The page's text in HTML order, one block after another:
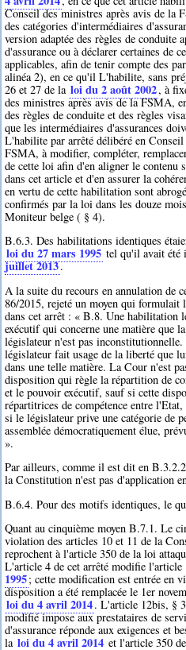
Conseil des ministres après avis de la
des catégories d'intermédiaires
version adaptée des règles de conduite
d'assurance ou à déclarer certaines de
applicables, afin de tenir compte des
alinéa 2), en ce qu'il L'habilite, sans
26 et 27 de la loi du 2 août 2002, à
des ministres après avis de la FSMA,
des règles de conduite et des règles
que les intermédiaires d'assurances
L'habilite par arrêté délibéré en
FSMA, à modifier, compléter,
de cette loi afin d'en aligner le contenu
dans cet article et d'en assurer la
en vertu de cette habilitation sont
confirmés par la loi dans les douze
Moniteur belge ( § 4).
B.6.3. Des habilitations identiques
loi du 27 mars 1995 tel qu'il avait été
juillet 2013.
A la suite du recours en annulation de
86/2015, rejeté un moyen qui
dans cet arrêt : « B.8. Une habilitation
exécutif qui concerne une matière que
législateur n'est pas
législateur fait usage de la liberté que
dans une telle matière. La Cour n'est
disposition qui règle la répartition de
et le pouvoir exécutif, sauf si cette
répartitrices de compétence entre
si le législateur prive une catégorie de
assemblée démocratiquement élue,
».
Par ailleurs, comme il est dit en
la Constitution n'est pas d'application
B.6.4. Pour des motifs identiques, le
Quant au cinquième moyen B.7.1. Le
violation des articles 10 et 11 de la
reprochent à l'article 350 de la loi
L'article 4 de cet arrêté modifie
1995; cette modification est entrée en
disposition a été remplacée le 1er
loi du 4 avril 2014. L'article 12bis, §
modifié impose aux prestataires de
d'assurance réponde aux exigences et
la loi du 4 avril 2014 et l'article 350